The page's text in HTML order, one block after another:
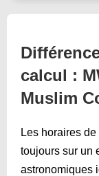
calcul :
Muslim
Les horaires
toujours sur un
astronomiques